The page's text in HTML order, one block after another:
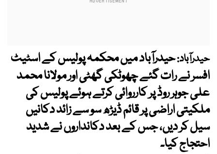
حیدرآباد:حیدرآباد میں محکمہ پولیس کے اسٹیٹ
افسر نے رات گئے چھوٹکی گھٹی اور مولانا محمد
علی جوہر روڈ پر کارروائی کرتے ہوئے پولیس کی
ملکیتی اراضی پر قائم ڈیڑھ سو سے زائد دکانیں
سیل کر دیں، جس کے بعد دکانداروں نے شدید
احتجاج کیا۔